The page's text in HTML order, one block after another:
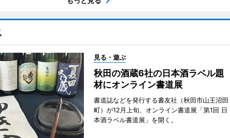
見る・遊ぶ
秋田の酒蔵6社の日本酒ラベル題
材にオンライン書道展
書道誌などを発行する書友社（秋田市山王沼田
町）が12月上旬、オンライン書道展「第1回 日
本酒ラベル書道展」を開く。